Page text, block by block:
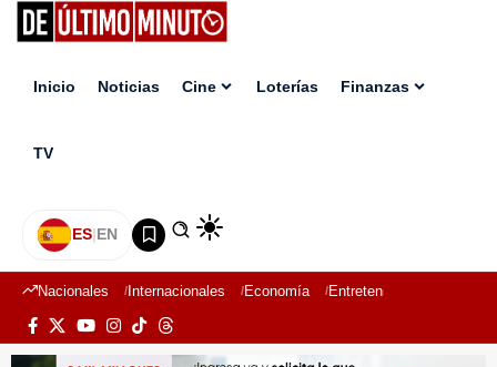
Inicio Noticias Cine Loterías Finanzas
TV
ES|EN
Nacionales Internacionales Economía Entretenimiento